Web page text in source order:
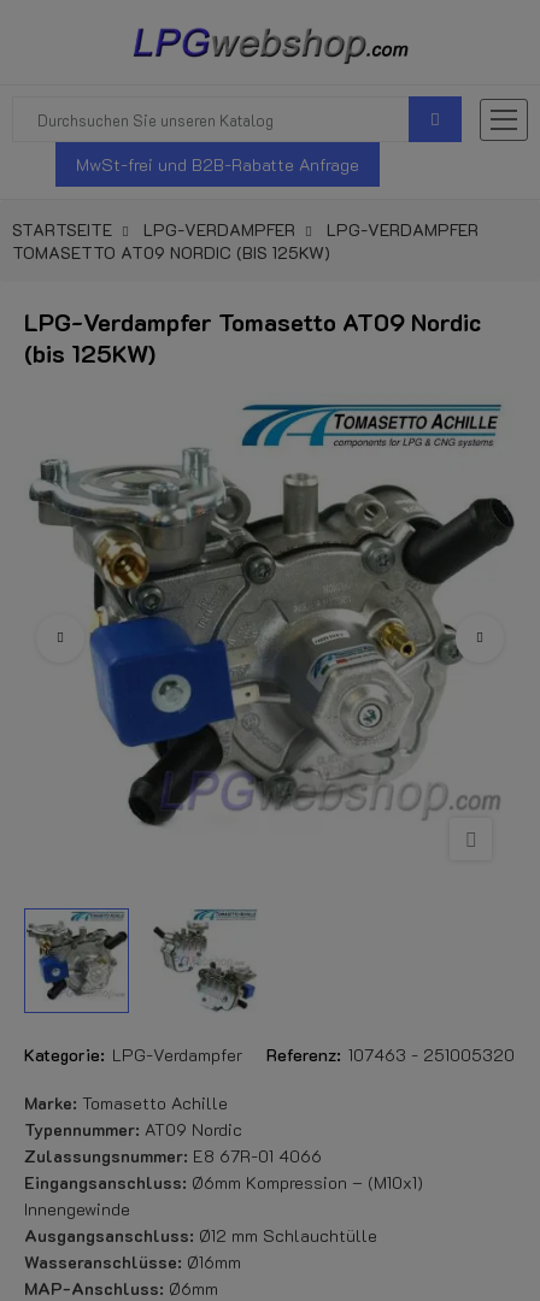
MwSt-frei und B2B-Rabatte Anfrage
STARTSEITE LPG-VERDAMPFER
LPG-VERDAMPFER
TOMASETTO AT09 NORDIC (BIS 125KW)
LPG-Verdampfer Tomasetto AT09 Nordic
(bis 125KW)
Kategorie: LPG-Verdampfer Referenz: 107463 - 251005320
Marke: Tomasetto Achille
Typennummer: AT09 Nordic
Zulassungsnummer: E8 67R-01 4066
Eingangsanschluss: Ø6mm Kompression – (M10x1)
Innengewinde
Ausgangsanschluss: Ø12 mm Schlauchtülle
Wasseranschlüsse: Ø16mm
MAP-Anschluss: Ø6mm